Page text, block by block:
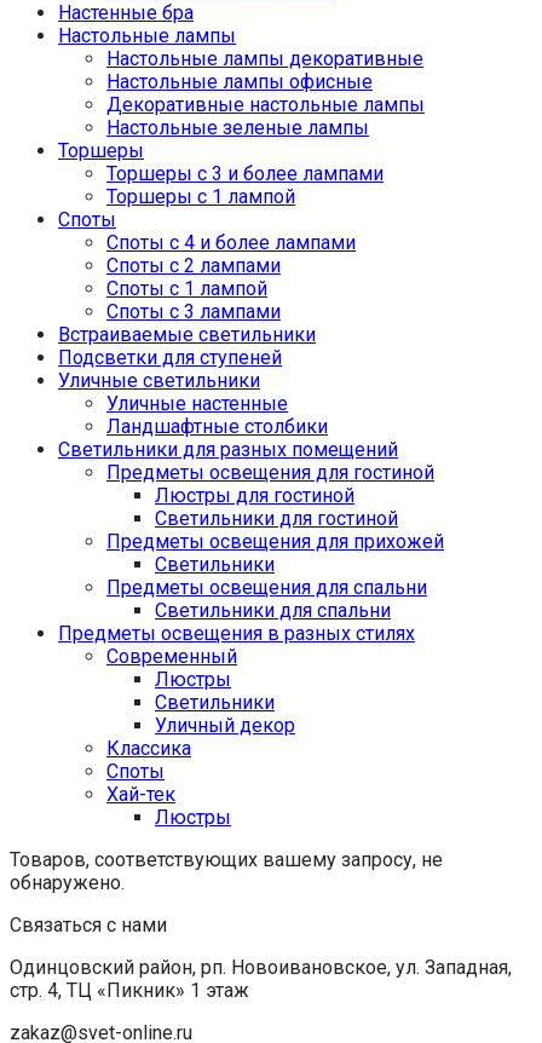
Настенные бра
Настольные лампы
Настольные лампы декоративные
Настольные лампы офисные
Декоративные настольные лампы
Настольные зеленые лампы
Торшеры
Торшеры с 3 и более лампами
Торшеры с 1 лампой
Споты
Споты с 4 и более лампами
Споты с 2 лампами
Споты с 1 лампой
Споты с 3 лампами
Встраиваемые светильники
Подсветки для ступеней
Уличные светильники
Уличные настенные
Ландшафтные столбики
Светильники для разных помещений
Предметы освещения для гостиной
Люстры для гостиной
Светильники для гостиной
Предметы освещения для прихожей
Светильники
Предметы освещения для спальни
Светильники для спальни
Предметы освещения в разных стилях
Cовременный
Люстры
Светильники
Уличный декор
Классика
Споты
Хай-тек
Люстры
Товаров, соответствующих вашему запросу, не
обнаружено.
Связаться с нами
Одинцовский район, рп. Новоивановское, ул. Западная,
стр. 4, ТЦ «Пикник» 1 этаж
zakaz@svet-online.ru